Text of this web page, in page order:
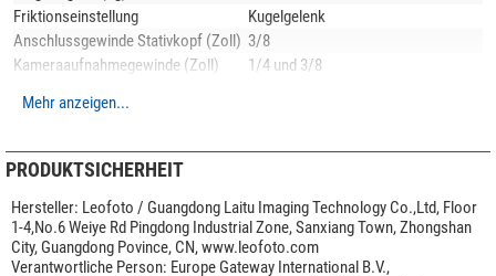
Kilogramm. Das LQ-284C-Stativ wird mit einem LH-30-Kugelkopf, einer
multifunktionalen Mittelsäule und mehreren nützlichen Zubehörteilen
geliefert.
Tipp:Entdecken Sie unseren Magazinbeitrag
Stativeund lassen Sie sich von den Expertentipps inspirieren, um das
perfekte Stativ zu finden!
(Stefan Taube)
Friktionseinstellung
Kugelgelenk
Anschlussgewinde Stativkopf (Zoll) 3/8
Kameraaufnahmegewinde (Zoll)
1/4 und 3/8
Schwenkbereich (°)
Transportlänge (cm)
Stativbeinauszugsverstellung
Drehverschluss
Stativfuß
Gummifuß/Spike-Kombination
Anwendungsgebiete
Foto
Mehr anzeigen...
PRODUKTSICHERHEIT
Hersteller: Leofoto / Guangdong Laitu Imaging Technology Co.,Ltd, Floor
1-4,No.6 Weiye Rd Pingdong Industrial Zone, Sanxiang Town, Zhongshan
City, Guangdong Povince, CN, www.leofoto.com
Verantwortliche Person: Europe Gateway International B.V.,